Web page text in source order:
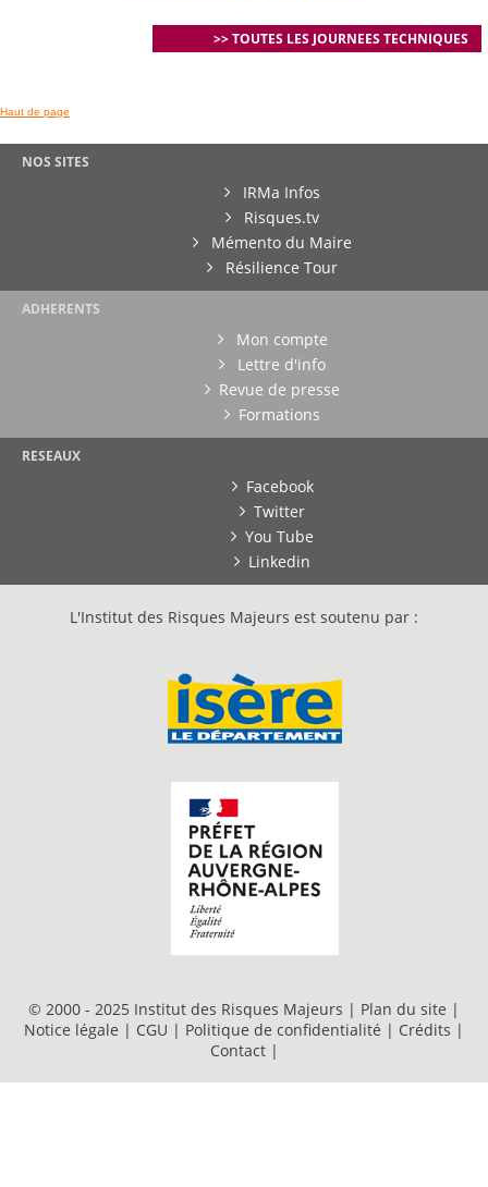
>> TOUTES LES JOURNEES TECHNIQUES
Haut de page
NOS SITES
IRMa Infos
Risques.tv
Mémento du Maire
Résilience Tour
ADHERENTS
Mon compte
Lettre d'info
Revue de presse
Formations
RESEAUX
Facebook
Twitter
You Tube
Linkedin
L'Institut des Risques Majeurs est soutenu par :
© 2000 - 2025 Institut des Risques Majeurs | Plan du site |
Notice légale | CGU | Politique de confidentialité | Crédits |
Contact |